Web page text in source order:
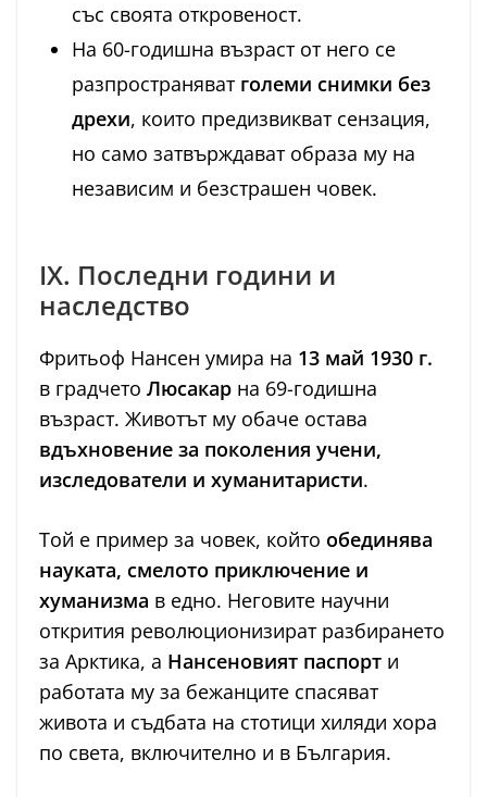
със своята откровеност.
На 60-годишна възраст от него се
разпространяват големи снимки без
дрехи, които предизвикват сензация,
но само затвърждават образа му на
независим и безстрашен човек.
IX. Последни години и
наследство
Фритьоф Нансен умира на 13 май 1930 г.
в градчето Люсакар на 69-годишна
възраст. Животът му обаче остава
вдъхновение за поколения учени,
изследователи и хуманитаристи.
Той е пример за човек, който обединява
науката, смелото приключение и
хуманизма в едно. Неговите научни
открития революционизират разбирането
за Арктика, а Нансеновият паспорт и
работата му за бежанците спасяват
живота и съдбата на стотици хиляди хора
по света, включително и в България.